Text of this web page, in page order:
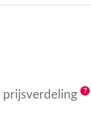
prijsverdeling